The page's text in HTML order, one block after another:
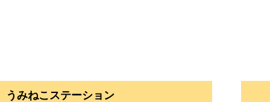
うみねこステーション
検索